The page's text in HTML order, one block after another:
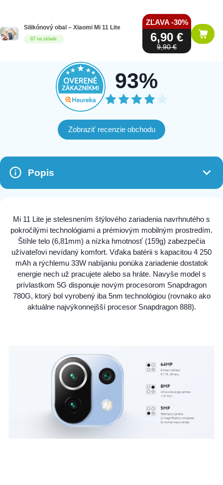
87 na sklade
Silikónový obal – Xiaomi Mi 11 Lite
ZĽAVA -30%
6,90 €
9,90 €
93%
Zobraziť recenzie obchodu
Popis
Mi 11 Lite je stelesnením štýlového zariadenia navrhnutého s
pokročilými technológiami a prémiovým mobilným prostredím.
Štíhle telo (6,81mm) a nízka hmotnosť (159g) zabezpečia
užívateľovi nevídaný komfort. Vďaka batérii s kapacitou 4 250
mAh a rýchlemu 33W nabíjaniu ponúka zariadenie dostatok
energie nech už pracujete alebo sa hráte. Navyše model s
prívlastkom 5G disponuje novým procesorom Snapdragon
780G, ktorý bol vyrobený iba 5nm technológiou (rovnako ako
aktuálne najvýkonnejšší procesor Snapdragon 888).